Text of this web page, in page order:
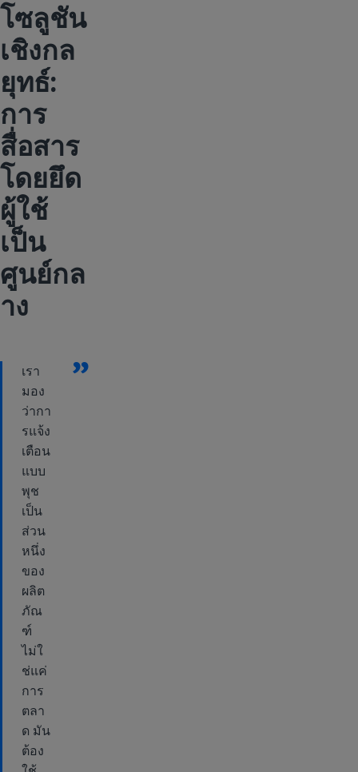
โซลูชัน
เชิงกล
ยุทธ์:
การ
สื่อสาร
โดยยึด
ผู้ใช้
เป็น
ศูนย์กล
าง
”
เรา
มอง
ว่ากา
รแจ้ง
เตือน
แบบ
พุช
เป็น
ส่วน
หนึ่ง
ของ
ผลิต
ภัณ
ฑ์
ไม่ใ
ช่แค่
การ
ตลา
ด มัน
ต้อง